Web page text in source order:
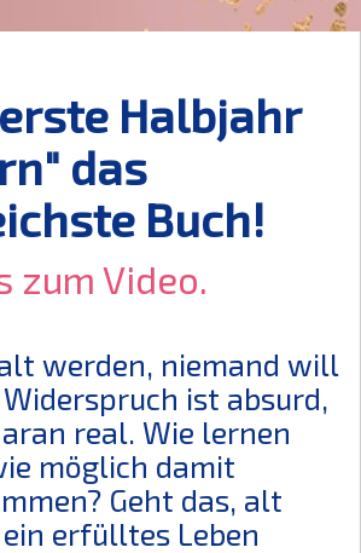
Halbjahr
das
Buch!
zum Video.
werden, niemand will
ist absurd,
real. Wie lernen
möglich damit
Geht das, alt
erfülltes Leben